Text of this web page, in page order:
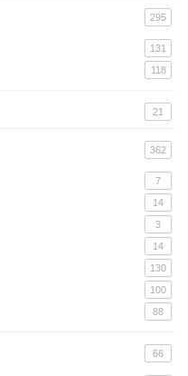
295
131
118
21
362
7
14
3
14
130
100
88
66